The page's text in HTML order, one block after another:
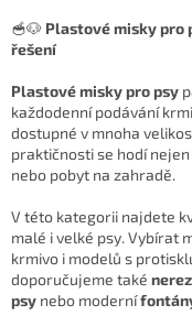
🥣🐶 Plastové misky pro
řešení
Plastové misky pro psy
každodenní podávání
dostupné v mnoha
praktičnosti se hodí
nebo pobyt na zahradě.
V této kategorii najdete
malé i velké psy. Vybírat
krmivo i modelů s
doporučujeme také
psy nebo moderní